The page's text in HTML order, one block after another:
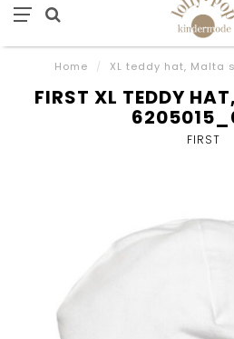
Home / XL teddy hat, Malta
FIRST XL TEDDY
FIRST